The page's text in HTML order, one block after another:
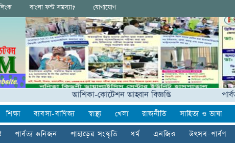
বাংলা ফন্ট সমস্যা? যোগাযোগ
আশিকা-কোটেশন আহ্বান বিজ্ঞপ্তি
শিক্ষা ব্যবসা-বাণিজ্য স্বাস্থ্য খেলা রাজনীতি সাহিত্য ও ভাষা
পার্বত্য গুনিজন পাহাড়ের সংস্কৃতি ধর্ম এনজিও উৎসব-পার্বণ